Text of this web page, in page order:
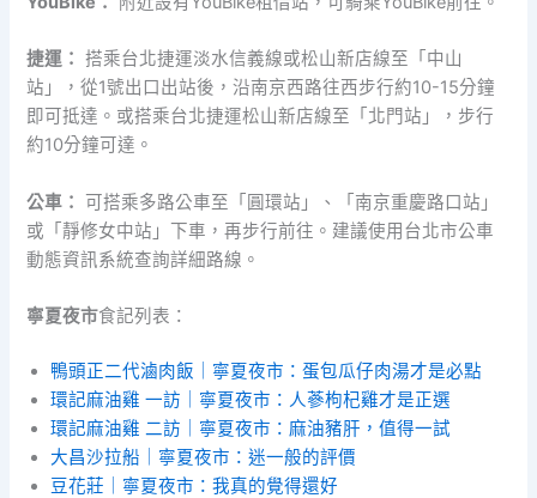
捷運： 搭乘台北捷運淡水信義線或松山新店線至「中山
站」，從1號出口出站後，沿南京西路往西步行約10-15分鐘
即可抵達。或搭乘台北捷運松山新店線至「北門站」，步行
約10分鐘可達。
公車：
可搭乘多路公車至「圓環站」、「南京重慶路口站」
或「靜修女中站」下車，再步行前往。建議使用台北市公車
動態資訊系統查詢詳細路線。
寧夏夜市食記列表：
鴨頭正二代滷肉飯｜寧夏夜市：蛋包瓜仔肉湯才是必點
環記麻油雞 一訪｜寧夏夜市：人蔘枸杞雞才是正選
環記麻油雞 二訪｜寧夏夜市：麻油豬肝，值得一試
大昌沙拉船｜寧夏夜市：迷一般的評價
豆花莊｜寧夏夜市：我真的覺得還好